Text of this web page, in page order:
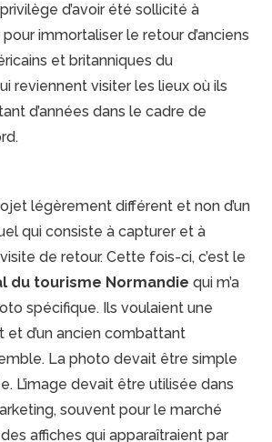
d’avoir été sollicité à
immortaliser le retour d’anciens
et britanniques du
reviennent visiter les lieux où ils
d’années dans le cadre de
légèrement différent et non d’un
qui consiste à capturer et à
de retour. Cette fois-ci, c’est le
du tourisme Normandie qui m’a
spécifique. Ils voulaient une
et d’un ancien combattant
La photo devait être simple
L’image devait être utilisée dans
souvent pour le marché
affiches qui apparaîtraient par